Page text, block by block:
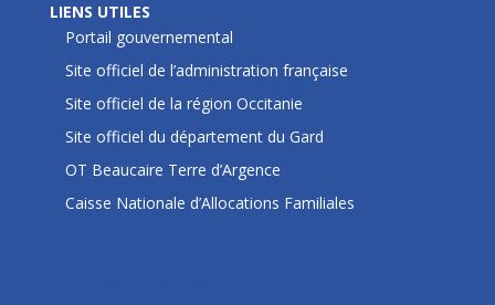
LIENS UTILES
Portail gouvernemental
Site officiel de l’administration française
Site officiel de la région Occitanie
Site officiel du département du Gard
OT Beaucaire Terre d’Argence
Caisse Nationale d’Allocations Familiales